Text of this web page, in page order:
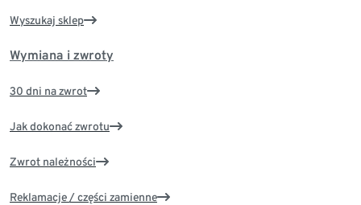
Wyszukaj sklep
Wymiana i zwroty
30 dni na zwrot
Jak dokonać zwrotu
Zwrot należności
Reklamacje / części zamienne